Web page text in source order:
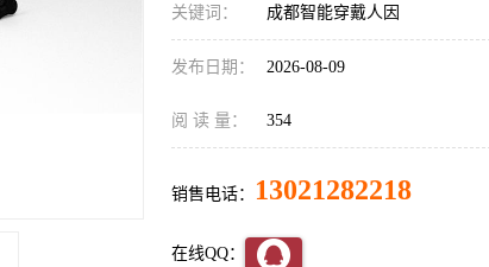
关键词： 成都智能穿戴人因
发布日期： 2026-08-09
阅 读 量： 354
销售电话： 13021282218
在线QQ：